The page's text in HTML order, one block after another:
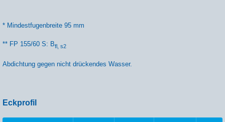
* Mindestfugenbreite 95 mm
** FP 155/60 S: Bfl, s2
Abdichtung gegen nicht drückendes Wasser.
Eckprofil